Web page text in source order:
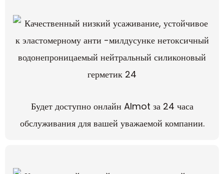
Будет доступно онлайн Almot за 24 часа
обслуживания для вашей уважаемой компании.